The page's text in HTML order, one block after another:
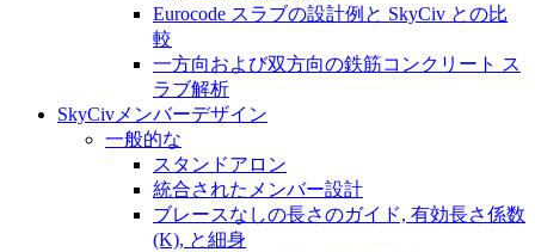
Eurocode スラブの設計例と SkyCiv との比
較
一方向および双方向の鉄筋コンクリート ス
ラブ解析
SkyCivメンバーデザイン
一般的な
スタンドアロン
統合されたメンバー設計
ブレースなしの長さのガイド, 有効長さ係数
(K), と細身